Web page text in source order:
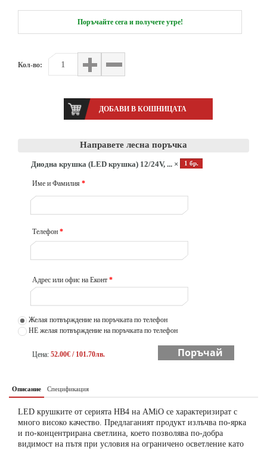
Поръчайте сега и получете утре!
Кол-во:
Направете лесна поръчка
Диодна крушка (LED крушка) 12/24V, ... × 1 бр.
Име и Фамилия *
Телефон *
Адрес или офис на Еконт *
Желая потвърждение на поръчката по телефон
НЕ желая потвърждение на поръчката по телефон
Цена: 52.00€ / 101.70лв. Поръчай
Описание Спецификация
LED крушките от серията HB4 на AMiO се характеризират с
много високо качество. Предлаганият продукт излъчва по-ярка
и по-концентрирана светлина, което позволява по-добра
видимост на пътя при условия на ограничено осветление като